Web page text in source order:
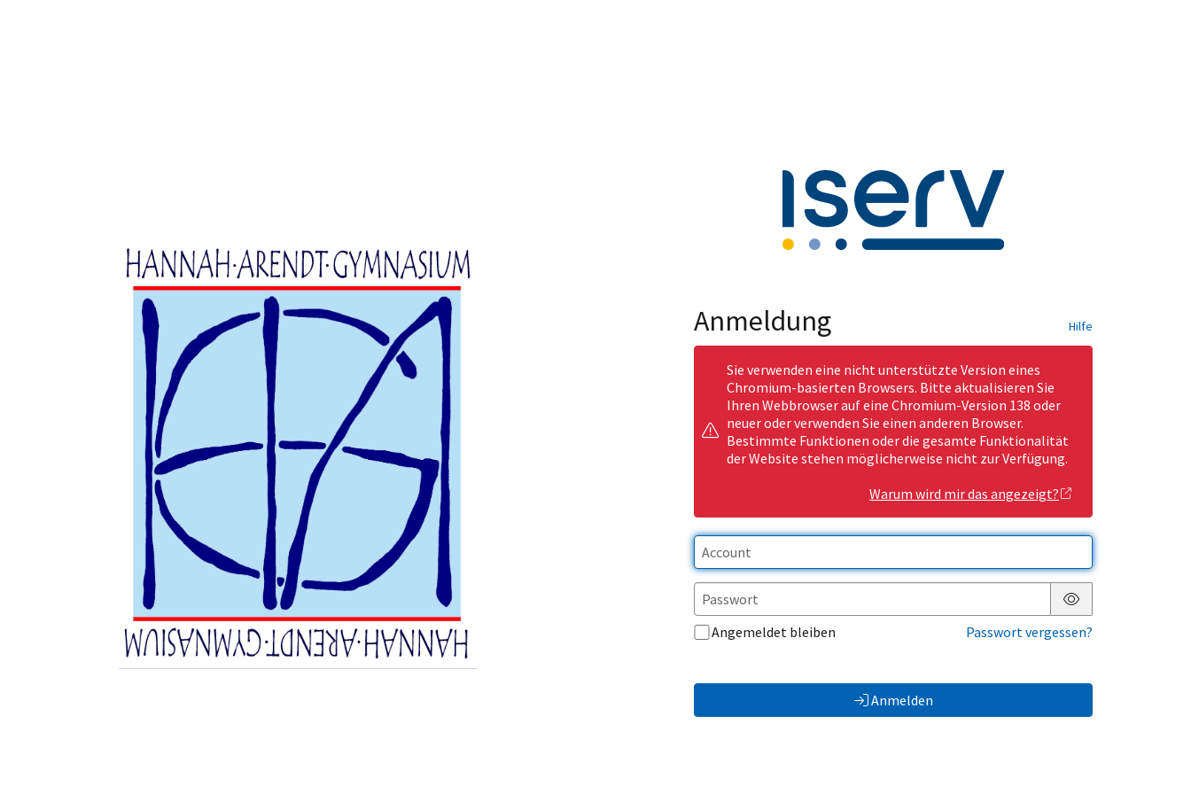
Anmeldung Hilfe
Sie verwenden eine nicht unterstützte Version eines
Chromium-basierten Browsers. Bitte aktualisieren Sie
Ihren Webbrowser auf eine Chromium-Version 138 oder
neuer oder verwenden Sie einen anderen Browser.
Bestimmte Funktionen oder die gesamte Funktionalität
der Website stehen möglicherweise nicht zur Verfügung.
Warum wird mir das angezeigt?
Passwort anzeigen
Angemeldet bleiben
Passwort vergessen?
Anmelden